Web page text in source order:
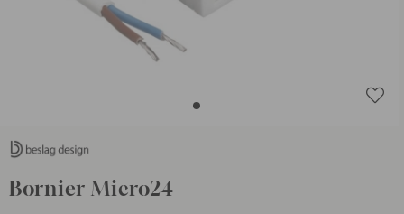
Bornier Micro24